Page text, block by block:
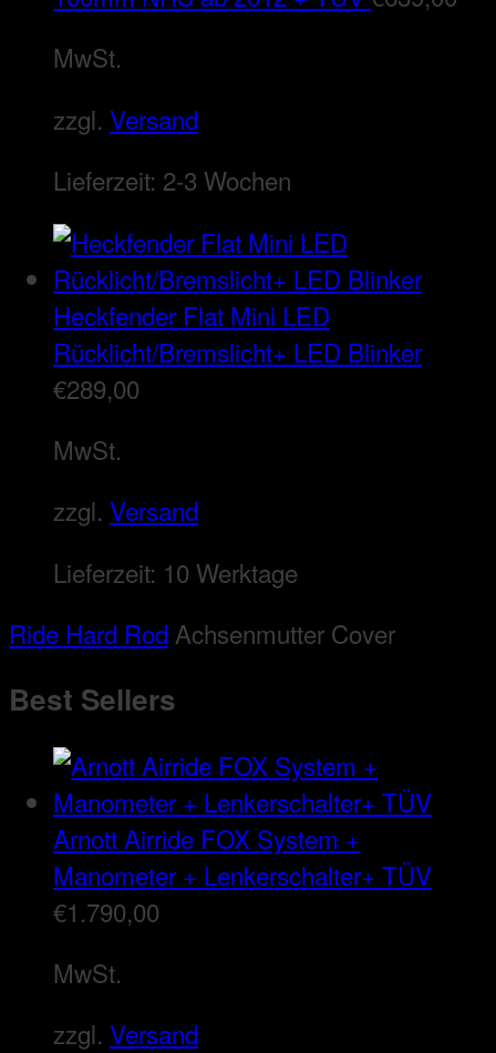
MwSt.
zzgl. Versand
Lieferzeit: 2-3 Wochen
Heckfender Flat Mini LED
Rücklicht/Bremslicht+ LED Blinker
€289,00
MwSt.
zzgl. Versand
Lieferzeit: 10 Werktage
Ride Hard Rod Achsenmutter Cover
Best Sellers
Arnott Airride FOX System +
Manometer + Lenkerschalter+ TÜV
€1.790,00
MwSt.
zzgl. Versand